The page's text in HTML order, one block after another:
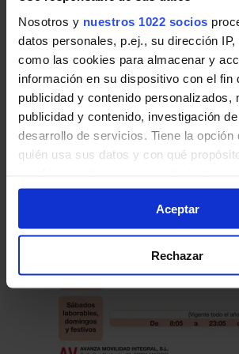
Nosotros y nuestros 1022 socios
datos personales, p.ej., su dirección
como las cookies para almacenar y
información en su dispositivo con el fin
publicidad y contenido personalizados,
publicidad y contenido, investigación
desarrollo de servicios. Tiene la opción
quién usa sus datos y con qué
momento desde la Declaración de
el Menú de consentimiento.
Si lo permite, también quisiéramos:
para buscar características
digitales)
Obtenga más información sobre cómo
Aceptar
Rechazar
Horario de vuelta
Tabla de horarios y frecuencias
vuelta de la línea L-1 de
de municipios de la Comunidad